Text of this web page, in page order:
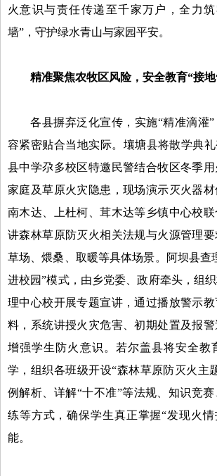
火意识与责任传递至千家万户，全力
墙”，守护绿水青山与家园平安。
精准聚焦农牧区风险，安全教育“接
各县摒弃泛化宣传，实施“精准滴灌
容紧密贴合当地实际。壤塘县将散学典礼
县中学尕多校区特邀民警结合牧区冬季
家庭及草原火灾隐患，现场演示灭火器材
南木达、上杜柯、茸木达等乡镇中心校
讲森林草原防灭火相关法规与火源管理要
草场、煨桑、取暖等具体场景。阿坝县查
进校园”模式，由乡党委、政府牵头，组
理中心校开展专题宣讲，通过播放警示
料，系统讲授火灾危害、初期处置及报警
增强学生防火意识。若尔盖县将安全教
学，组织各班级开设“森林草原防灭火主
例解析、详解“十不准”等法规、知识竞
练等方式，确保学生真正掌握“发现火情
能。